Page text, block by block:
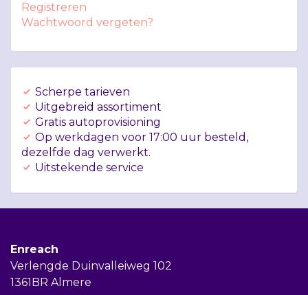
Registreren
Wachtwoord vergeten?
Scherpe tarieven
Uitgebreid assortiment
Gratis autoprovisioning
Op werkdagen voor 17:00 uur besteld,
dezelfde dag verwerkt.
Uitstekende service
Enreach
Verlengde Duinvalleiweg 102
1361BR Almere